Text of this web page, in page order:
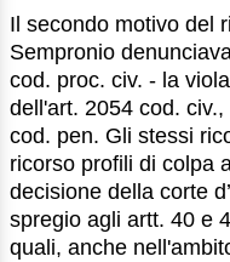
Il secondo motivo del
Sempronio
cod. proc. civ. - la
dell'art. 2054 cod.
cod. pen. Gli stessi
ricorso profili di colpa
decisione della corte
spregio agli artt. 40 e
quali, anche